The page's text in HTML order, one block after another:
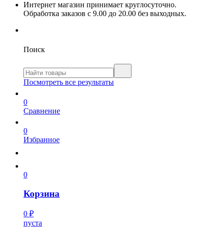
Интернет магазин принимает круглосуточно.
Обработка заказов с 9.00 до 20.00 без выходных.
Поиск
Посмотреть все результаты
0
Сравнение
0
Избранное
0
Корзина
0 ₽
пуста